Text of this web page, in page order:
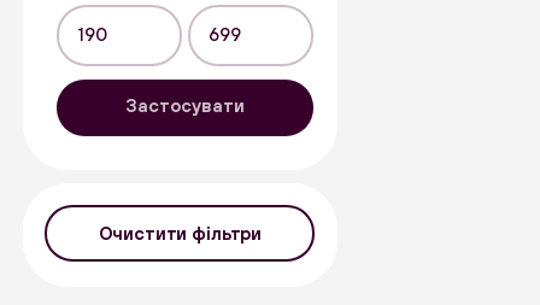
Застосувати
Очистити фільтри